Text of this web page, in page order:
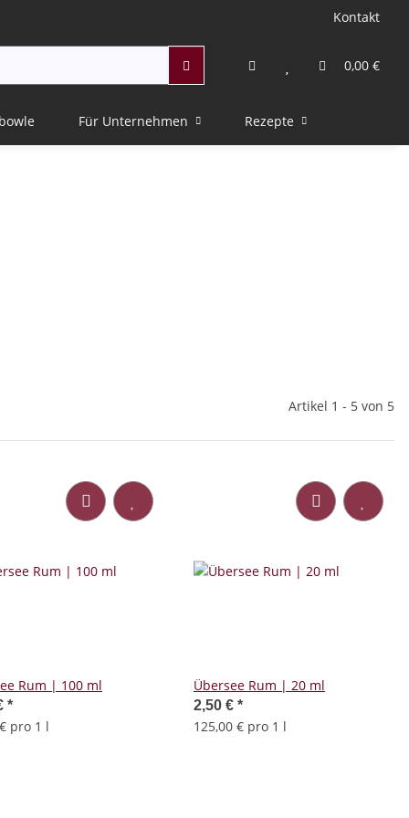
Kontakt
0,00 €
Für Unternehmen Rezepte
Artikel 1 - 5 von 5
Rum | 100 ml
*
pro 1 l
Übersee Rum | 20 ml
2,50 € *
125,00 € pro 1 l